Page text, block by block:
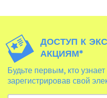
ДОСТУП К
АКЦИЯМ*
Будьте первым, кто
зарегистрировав свой